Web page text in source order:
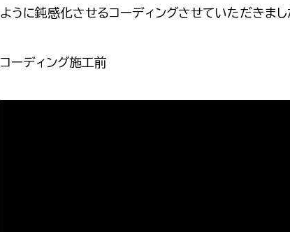
ように鈍感化させるコーディングさせていただきまし
コーディング施工前